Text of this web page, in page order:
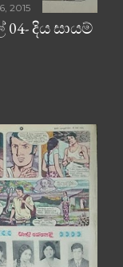
2015
04- දිය සායම්